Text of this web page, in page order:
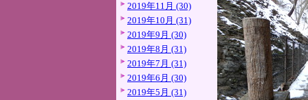
2019年11月 (30)
2019年10月 (31)
2019年9月 (30)
2019年8月 (31)
2019年7月 (31)
2019年6月 (30)
2019年5月 (31)